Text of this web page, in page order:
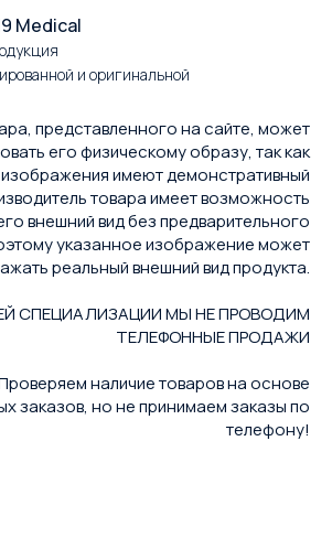
Medical
и оригинальной
представленного на сайте, может
его физическому образу, так как
имеют демонстративный
товара имеет возможность
внешний вид без предварительного
указанное изображение может
реальный внешний вид продукта.
СПЕЦИАЛИЗАЦИИ МЫ НЕ ПРОВОДИМ
ТЕЛЕФОННЫЕ ПРОДАЖИ
наличие товаров на основе
заказов, но не принимаем заказы по
телефону!